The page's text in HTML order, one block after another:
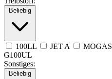
Beliebig
100LL JET A MOGAS
G100UL
Sonstiges:
Beliebig